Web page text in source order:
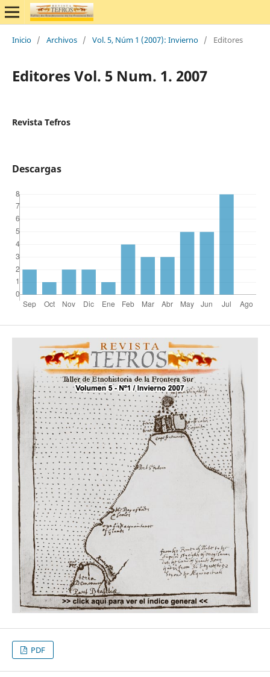
Inicio / Archivos / Vol. 5, Núm 1 (2007): Invierno / Editores
Editores Vol. 5 Num. 1. 2007
Revista Tefros
Descargas
PDF